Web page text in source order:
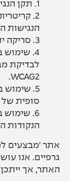
1. תקן הנגישות עצמו כפי שמפורט באתר ה-W3C.
2.
הנגישות
3. סריקה ידנית של קוד המקור של האתר.
לבדיקת
WCAG2.
סופית של
הנקודות
אתר 'מבצעים
גרפיים. אנו
האתר, אך